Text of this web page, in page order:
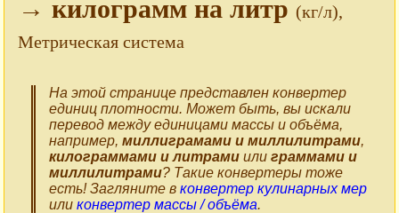
→ килограмм на литр (кг/л),
Метрическая система
На этой странице представлен конвертер
единиц плотности. Может быть, вы искали
перевод между единицами массы и объёма,
например, миллиграмами и миллилитрами,
килограммами и литрами или граммами и
миллилитрами? Такие конвертеры тоже
есть! Загляните в конвертер кулинарных мер
или конвертер массы / объёма.